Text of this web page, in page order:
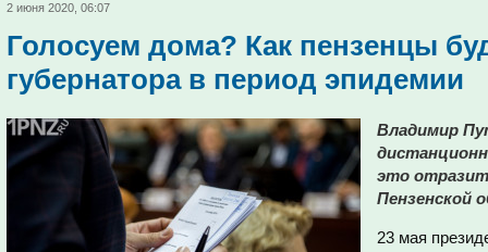
2 июня 2020, 06:07
Голосуем дома? Как пензенцы
губернатора в период эпидемии
Владимир
это
Пензенской
23 мая